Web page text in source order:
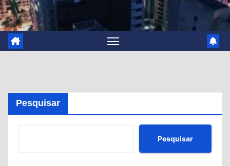
Pesquisar
Pesquisar